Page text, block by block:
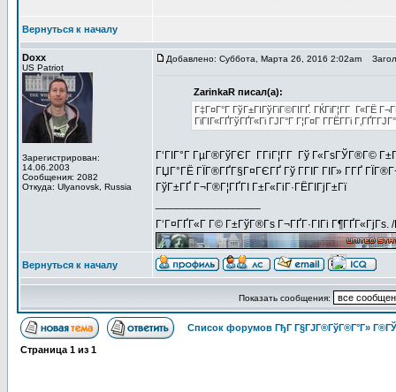
Вернуться к началу
Doxx
US Patriot
Зарегистрирован:
14.06.2003
Сообщения: 2082
Откуда: Ulyanovsk, Russia
Добавлено: Суббота, Марта 26, 2016 2:02am
ZarinkaR писал(а):
Г‡Г¤Г°Г ГўГ±ГІГўГіГ©ГІГҐ. ГЌГіГ¦Г­Г Г«ГЁ
ГіГІГ«ГҐГўГҐГ«Гі ГЈГ°Г Г¦Г¤Г Г­ГЁГ­Гі
Г‘ГІГ°Г ГµГ®ГўГЄГ Г­ГіГ¦Г­Г Гў Г«ГѕГЎГ®Г©
ГЏГ°ГЁ ГЇГ®ГҐГ§Г¤ГЄГҐ Гў ГГІГ ГІГ» Г­ГҐ
ГўГ±ГҐ Г¬Г®Г¦ГҐГІ Г±Г«ГіГ·ГЁГІГјГ±Гї
Г‘Г¤ГҐГ«Г Г© Г±ГўГ®Гѕ Г¬ГҐГ·ГІГі Г¶ГҐГ«ГјГѕ.
Вернуться к началу
Показать сообщения:
Список форумов ГђГ Г§ГЈГ®ГўГ®Г°Г»
Страница 1 из 1